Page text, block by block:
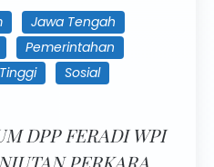
Jawa Tengah
Pemerintahan
Sosial
DPP FERADI WPI